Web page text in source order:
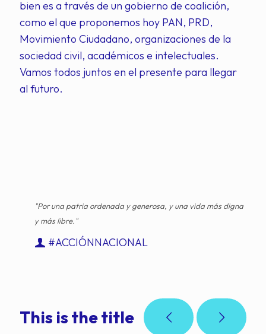
bien es a través de un gobierno de coalición,
como el que proponemos hoy PAN, PRD,
Movimiento Ciudadano, organizaciones de la
sociedad civil, académicos e intelectuales.
Vamos todos juntos en el presente para llegar
al futuro.
"Por una patria ordenada y generosa, y una vida más digna
y más libre."
#ACCIÓNNACIONAL
This is the title